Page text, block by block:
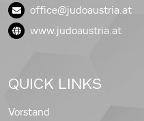
office@judoaustria.at
www.judoaustria.at
QUICK LINKS
Vorstand